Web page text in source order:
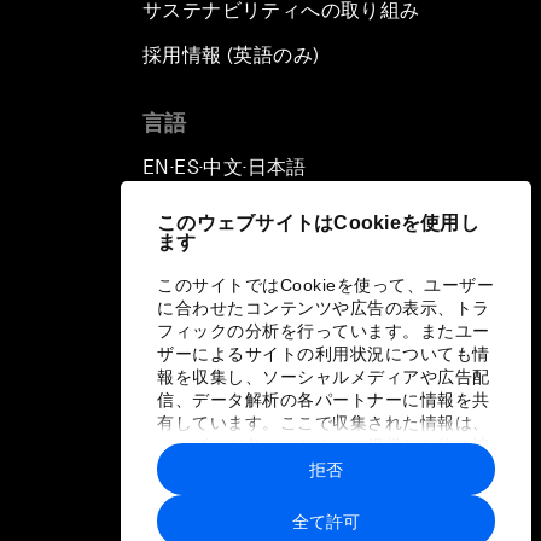
このウェブサイトはCookieを使用し
ます
このサイトではCookieを使って、ユーザー
に合わせたコンテンツや広告の表示、トラ
フィックの分析を行っています。またユー
ザーによるサイトの利用状況についても情
報を収集し、ソーシャルメディアや広告配
信、データ解析の各パートナーに情報を共
有しています。ここで収集された情報は、
ユーザーが各パートナーに提供した他の情
報や各パートナーのサービスを使用した際
に収集された情報と組み合わされ、各パー
トナーによって使用されることがありま
全て許可
拒否
サステナビリティへの取り組み
採用情報 (英語のみ)
言語
EN ▪ ES▪中文▪ 日本語